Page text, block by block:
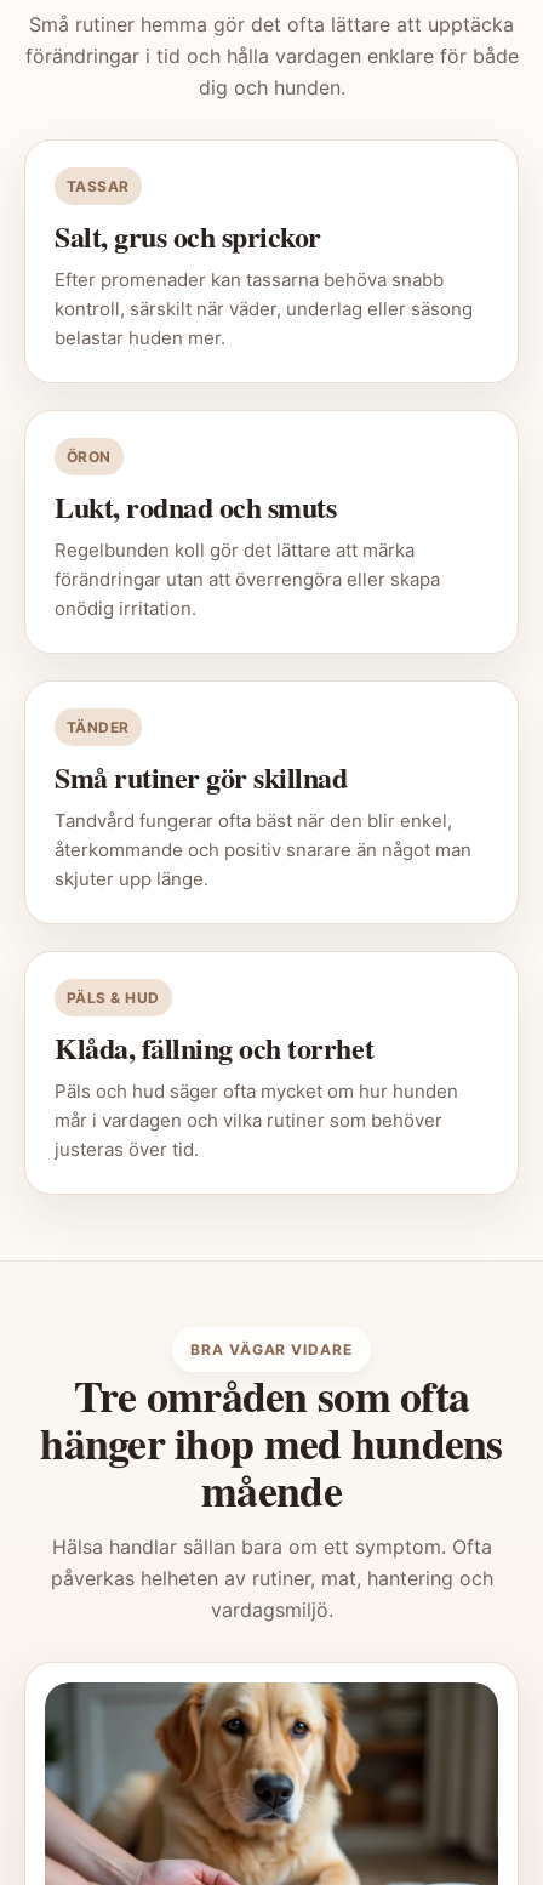
Små rutiner hemma gör det ofta lättare att upptäcka
förändringar i tid och hålla vardagen enklare för både
dig och hunden.
TASSAR
Salt, grus och sprickor
Efter promenader kan tassarna behöva snabb
kontroll, särskilt när väder, underlag eller säsong
belastar huden mer.
ÖRON
Lukt, rodnad och smuts
Regelbunden koll gör det lättare att märka
förändringar utan att överrengöra eller skapa
onödig irritation.
TÄNDER
Små rutiner gör skillnad
Tandvård fungerar ofta bäst när den blir enkel,
återkommande och positiv snarare än något man
skjuter upp länge.
PÄLS & HUD
Klåda, fällning och torrhet
Päls och hud säger ofta mycket om hur hunden
mår i vardagen och vilka rutiner som behöver
justeras över tid.
BRA VÄGAR VIDARE
Tre områden som ofta
hänger ihop med hundens
mående
Hälsa handlar sällan bara om ett symptom. Ofta
påverkas helheten av rutiner, mat, hantering och
vardagsmiljö.